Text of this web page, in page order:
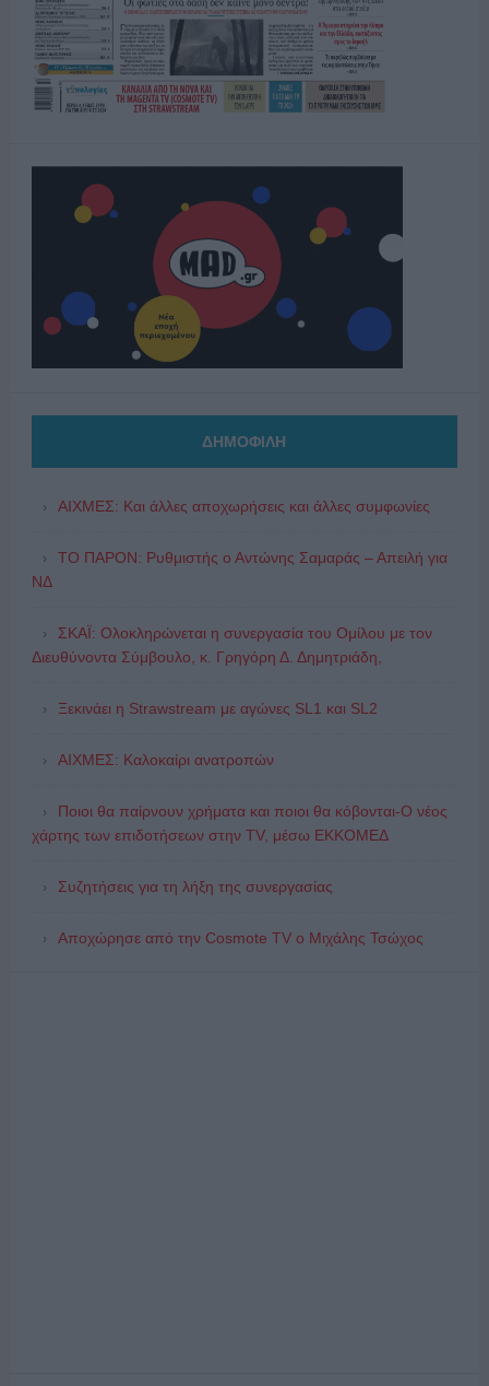
ΔΗΜΟΦΙΛΗ
ΑΙΧΜΕΣ: Και άλλες αποχωρήσεις και άλλες συμφωνίες
ΤΟ ΠΑΡΟΝ: Ρυθμιστής ο Αντώνης Σαμαράς – Απειλή για
ΝΔ
ΣΚΑΪ: Ολοκληρώνεται η συνεργασία του Ομίλου με τον
Διευθύνοντα Σύμβουλο, κ. Γρηγόρη Δ. Δημητριάδη,
Ξεκινάει η Strawstream με αγώνες SL1 και SL2
ΑΙΧΜΕΣ: Καλοκαίρι ανατροπών
Ποιοι θα παίρνουν χρήματα και ποιοι θα κόβονται-Ο νέος
χάρτης των επιδοτήσεων στην TV, μέσω ΕΚΚΟΜΕΔ
Συζητήσεις για τη λήξη της συνεργασίας
Αποχώρησε από την Cosmote TV o Μιχάλης Τσώχος